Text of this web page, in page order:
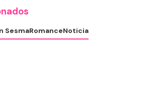
SesmaRomanceNoticia